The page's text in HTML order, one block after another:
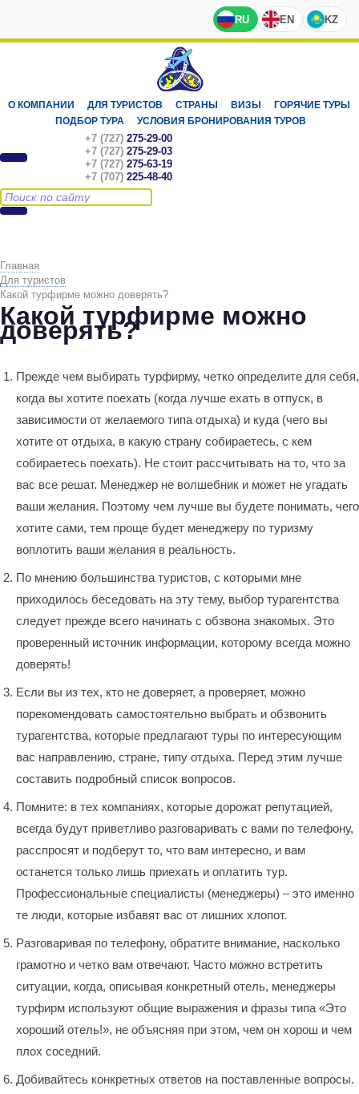
RU EN KZ
О КОМПАНИИ ДЛЯ ТУРИСТОВ СТРАНЫ ВИЗЫ
ГОРЯЧИЕ ТУРЫ
ПОДБОР ТУРА
УСЛОВИЯ БРОНИРОВАНИЯ ТУРОВ
+7 (727) 275-29-00
+7 (727) 275-29-03
+7 (727) 275-63-19
+7 (707) 225-48-40
Главная
Для туристов
Какой турфирме можно доверять?
Какой турфирме можно
доверять?
Прежде чем выбирать турфирму, четко определите для себя,
когда вы хотите поехать (когда лучше ехать в отпуск, в
зависимости от желаемого типа отдыха) и куда (чего вы
хотите от отдыха, в какую страну собираетесь, с кем
собираетесь поехать). Не стоит рассчитывать на то, что за
вас все решат. Менеджер не волшебник и может не угадать
ваши желания. Поэтому чем лучше вы будете понимать, чего
хотите сами, тем проще будет менеджеру по туризму
воплотить ваши желания в реальность.
По мнению большинства туристов, с которыми мне
приходилось беседовать на эту тему, выбор турагентства
следует прежде всего начинать с обзвона знакомых. Это
проверенный источник информации, которому всегда можно
доверять!
Если вы из тех, кто не доверяет, а проверяет, можно
порекомендовать самостоятельно выбрать и обзвонить
турагентства, которые предлагают туры по интересующим
вас направлению, стране, типу отдыха. Перед этим лучше
составить подробный список вопросов.
Помните: в тех компаниях, которые дорожат репутацией,
всегда будут приветливо разговаривать с вами по телефону,
расспросят и подберут то, что вам интересно, и вам
останется только лишь приехать и оплатить тур.
Профессиональные специалисты (менеджеры) – это именно
те люди, которые избавят вас от лишних хлопот.
Разговаривая по телефону, обратите внимание, насколько
грамотно и четко вам отвечают. Часто можно встретить
ситуации, когда, описывая конкретный отель, менеджеры
турфирм используют общие выражения и фразы типа «Это
хороший отель!», не объясняя при этом, чем он хорош и чем
плох соседний.
Добивайтесь конкретных ответов на поставленные вопросы.